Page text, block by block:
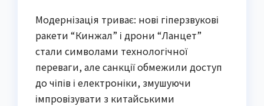
Модернізація триває: нові гіперзвукові
ракети “Кинжал” і дрони “Ланцет”
стали символами технологічної
переваги, але санкції обмежили доступ
до чіпів і електроніки, змушуючи
імпровізувати з китайськими